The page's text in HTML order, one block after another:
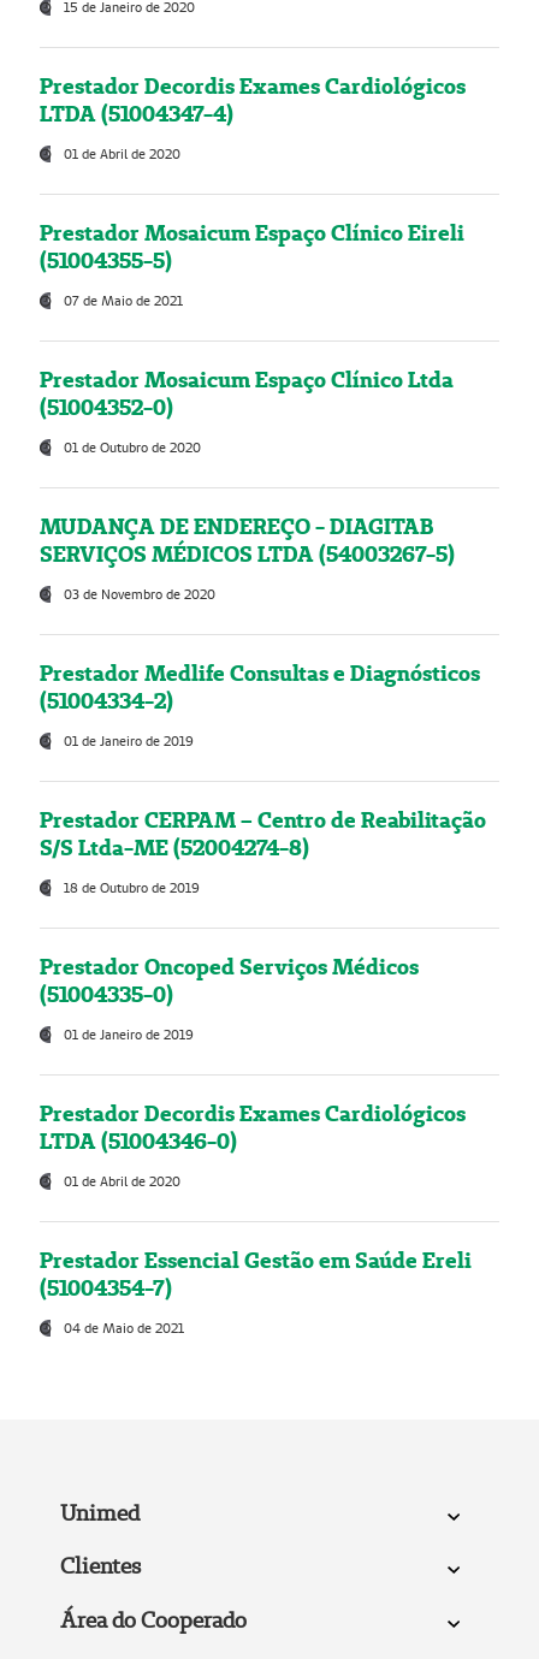
15 de Janeiro de 2020
Prestador Decordis Exames Cardiológicos
LTDA (51004347-4)
01 de Abril de 2020
Prestador Mosaicum Espaço Clínico Eireli
(51004355-5)
07 de Maio de 2021
Prestador Mosaicum Espaço Clínico Ltda
(51004352-0)
01 de Outubro de 2020
MUDANÇA DE ENDEREÇO - DIAGITAB
SERVIÇOS MÉDICOS LTDA (54003267-5)
03 de Novembro de 2020
Prestador Medlife Consultas e Diagnósticos
(51004334-2)
01 de Janeiro de 2019
Prestador CERPAM – Centro de Reabilitação
S/S Ltda-ME (52004274-8)
18 de Outubro de 2019
Prestador Oncoped Serviços Médicos
(51004335-0)
01 de Janeiro de 2019
Prestador Decordis Exames Cardiológicos
LTDA (51004346-0)
01 de Abril de 2020
Prestador Essencial Gestão em Saúde Ereli
(51004354-7)
04 de Maio de 2021
Unimed
Clientes
Área do Cooperado